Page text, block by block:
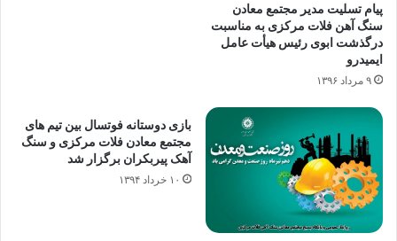
پیام تسلیت مدیر مجتمع معادن
سنگ آهن فلات مرکزی به مناسبت
درگذشت ابوی رئیس هیأت عامل
ایمیدرو
۹ مرداد ۱۳۹۶
بازی دوستانه فوتسال بین تیم های
مجتمع معادن فلات مرکزی و سنگ
آهک پیربکران برگزار شد
۱۰ خرداد ۱۳۹۴